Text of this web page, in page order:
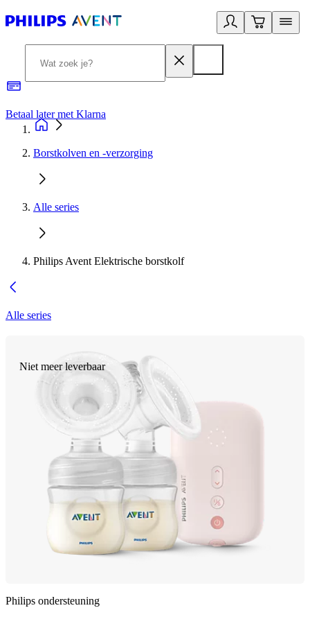
Betaal later met Klarna
Borstkolven en -verzorging
Alle series
Philips Avent Elektrische borstkolf
Alle series
Niet meer leverbaar
Philips ondersteuning